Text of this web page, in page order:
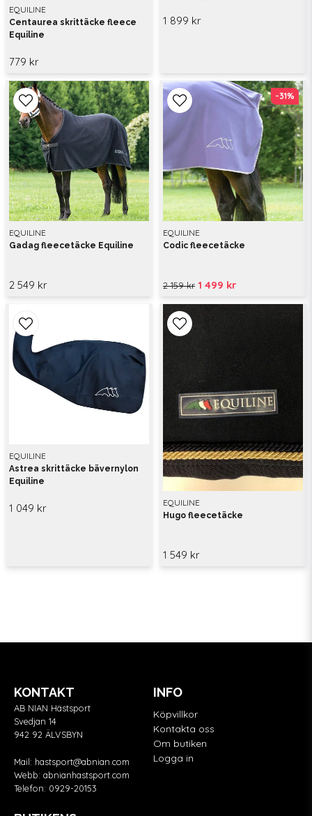
EQUILINE
Centaurea skrittäcke fleece
Equiline
779 kr
1 899 kr
EQUILINE
Gadag fleecetäcke Equiline
2 549 kr
EQUILINE
Codic fleecetäcke
2 159 kr 1 499 kr
-31%
-31%
EQUILINE
Astrea skrittäcke bävernylon
Equiline
1 049 kr EQUILINE
Hugo fleecetäcke
1 549 kr
KONTAKT
AB NIAN Hästsport
Svedjan 14
942 92 ÄLVSBYN
Mail: hastsport@abnian.com
Webb: abnianhastsport.com
Telefon: 0929-20153
INFO
Köpvillkor
Kontakta oss
Om butiken
Logga in